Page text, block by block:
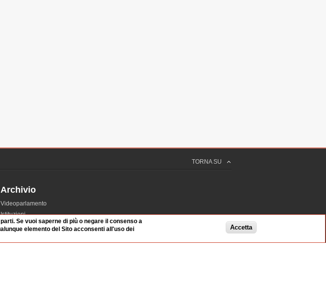
TORNA SU
Archivio
Videoparlamento
Istituzioni
Dibattiti
Se vuoi saperne di più o negare il consenso a
elemento del Sito acconsenti all'uso dei
Accetta